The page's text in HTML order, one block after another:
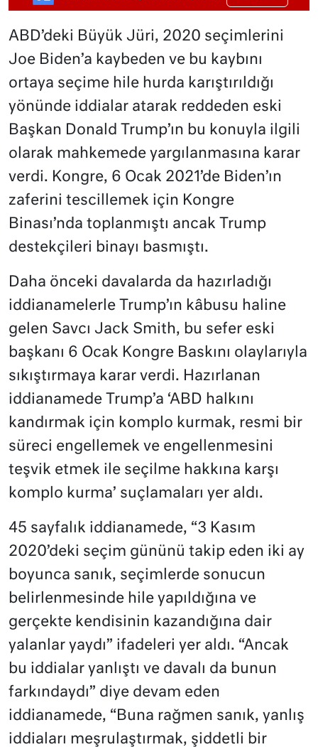
ABD’deki Büyük Jüri, 2020 seçimlerini
Joe Biden’a kaybeden ve bu kaybını
ortaya seçime hile hurda karıştırıldığı
yönünde iddialar atarak reddeden eski
Başkan Donald Trump’ın bu konuyla ilgili
olarak mahkemede yargılanmasına karar
verdi. Kongre, 6 Ocak 2021’de Biden’ın
zaferini tescillemek için Kongre
Binası’nda toplanmıştı ancak Trump
destekçileri binayı basmıştı.
Daha önceki davalarda da hazırladığı
iddianamelerle Trump’ın kâbusu haline
gelen Savcı Jack Smith, bu sefer eski
başkanı 6 Ocak Kongre Baskını olaylarıyla
sıkıştırmaya karar verdi. Hazırlanan
iddianamede Trump’a ‘ABD halkını
kandırmak için komplo kurmak, resmi bir
süreci engellemek ve engellenmesini
teşvik etmek ile seçilme hakkına karşı
komplo kurma’ suçlamaları yer aldı.
45 sayfalık iddianamede, “3 Kasım
2020’deki seçim gününü takip eden iki ay
boyunca sanık, seçimlerde sonucun
belirlenmesinde hile yapıldığına ve
gerçekte kendisinin kazandığına dair
yalanlar yaydı” ifadeleri yer aldı. “Ancak
bu iddialar yanlıştı ve davalı da bunun
farkındaydı” diye devam eden
iddianamede, “Buna rağmen sanık, yanlış
iddiaları meşrulaştırmak, şiddetli bir